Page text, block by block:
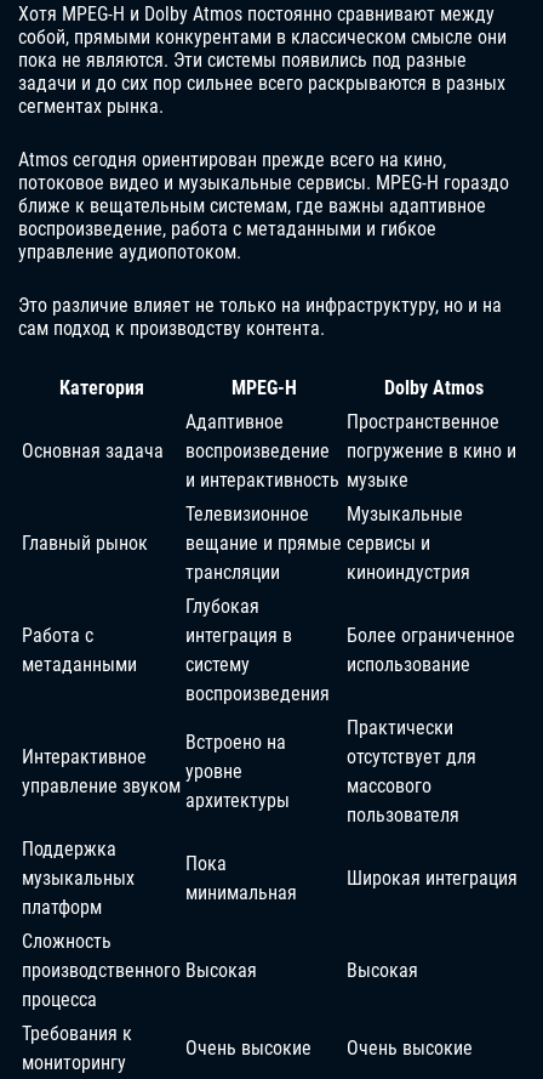
Хотя MPEG-H и Dolby Atmos постоянно сравнивают между
собой, прямыми конкурентами в классическом смысле они
пока не являются. Эти системы появились под разные
задачи и до сих пор сильнее всего раскрываются в разных
сегментах рынка.
Atmos сегодня ориентирован прежде всего на кино,
потоковое видео и музыкальные сервисы. MPEG-H гораздо
ближе к вещательным системам, где важны адаптивное
воспроизведение, работа с метаданными и гибкое
управление аудиопотоком.
Это различие влияет не только на инфраструктуру, но и на
сам подход к производству контента.
Категория MPEG-H Dolby Atmos
Основная задача
Адаптивное
воспроизведение
и интерактивность
Пространственное
погружение в кино и
музыке
Главный рынок
Телевизионное
вещание и прямые
трансляции
Музыкальные
сервисы и
киноиндустрия
Работа с
метаданными
Глубокая
интеграция в
систему
воспроизведения
Более ограниченное
использование
Интерактивное
управление звуком
Встроено на
уровне
архитектуры
Практически
отсутствует для
массового
пользователя
Поддержка
музыкальных
платформ
Пока
минимальная
Широкая интеграция
Сложность
производственного
процесса
Высокая Высокая
Требования к
мониторингу
Очень высокие Очень высокие